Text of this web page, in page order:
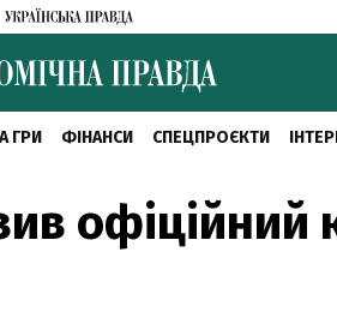
ГРИ ФІНАНСИ СПЕЦПРОЄКТИ
офіційний